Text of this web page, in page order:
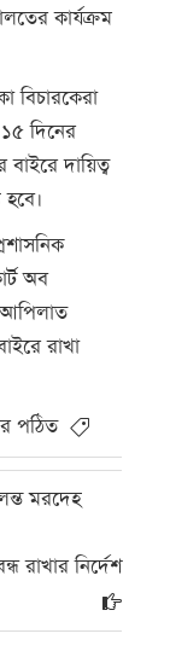
কার্যক্রম
বিচারকেরা
দিনের
দায়িত্ব
অব
আপিলাত
রাখা
পঠিত
মরদেহ
রাখার নির্দেশ